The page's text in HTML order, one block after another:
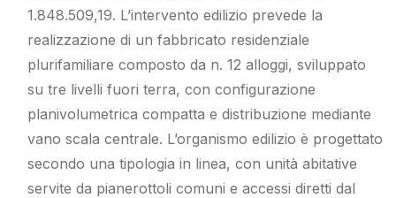
1.848.509,19. L’intervento edilizio prevede la
realizzazione di un fabbricato residenziale
plurifamiliare composto da n. 12 alloggi, sviluppato
su tre livelli fuori terra, con configurazione
planivolumetrica compatta e distribuzione mediante
vano scala centrale. L’organismo edilizio è progettato
secondo una tipologia in linea, con unità abitative
servite da pianerottoli comuni e accessi diretti dal